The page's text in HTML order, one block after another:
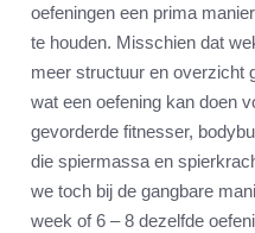
oefeningen een prima
te houden. Misschien dat
meer structuur en overzicht
wat een oefening kan doen
gevorderde fitnesser,
die spiermassa en
we toch bij de gangbare
week of 6 – 8 dezelfde